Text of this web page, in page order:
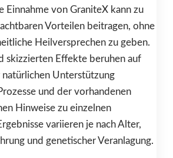
Einnahme von GraniteX kann zu
Vorteilen beitragen, ohne
Heilversprechen zu geben.
skizzierten Effekte beruhen auf
Unterstützung
und der vorhandenen
Hinweise zu einzelnen
variieren je nach Alter,
und genetischer Veranlagung.